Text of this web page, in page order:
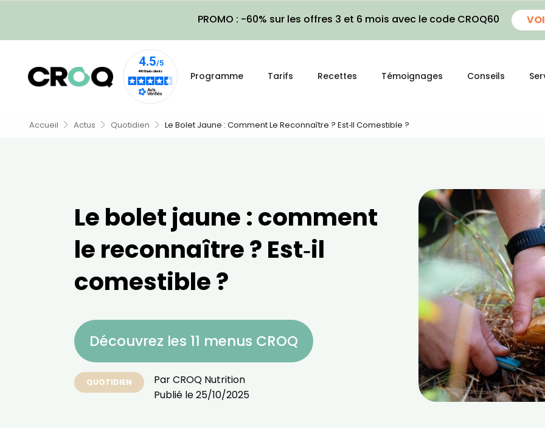
PROMO : -60% sur les offres 3 et 6 mois avec le code CROQ60
Programme Tarifs Recettes Témoignages Conseils
Accueil Actus Quotidien Le Bolet Jaune : Comment Le Reconnaître ? Est‑il Comestible ?
Le bolet jaune : comment
le reconnaître ? Est‑il
comestible ?
Découvrez les 11 menus CROQ
QUOTIDIEN ParCROQ Nutrition
Publié le25/10/2025